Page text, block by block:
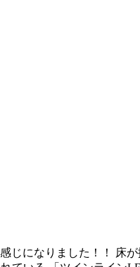
じになりました！！ 床